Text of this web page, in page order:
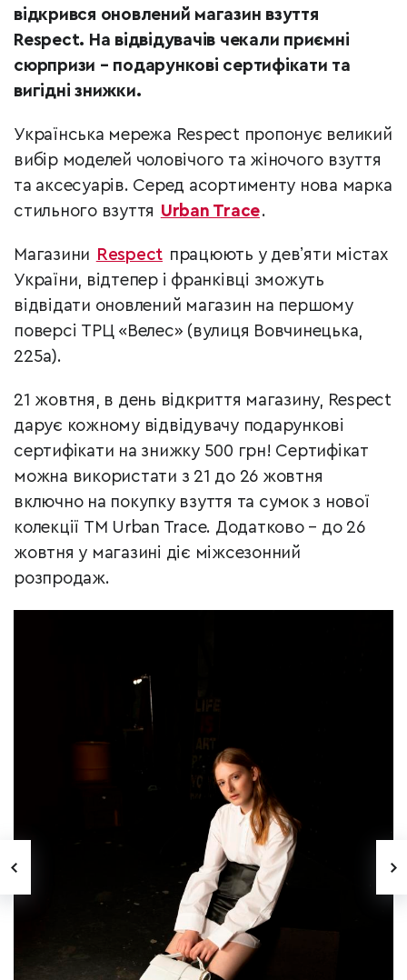
відкрився оновлений магазин взуття
Respect. На відвідувачів чекали приємні
сюрпризи – подарункові сертифікати та
вигідні знижки.
Українська мережа Respect пропонує великий
вибір моделей чоловічого та жіночого взуття
та аксесуарів. Серед асортименту нова марка
стильного взуття Urban Trace.
Магазини Respect працюють у девʼяти містах
України, відтепер і франківці зможуть
відвідати оновлений магазин на першому
поверсі ТРЦ «Велес» (вулиця Вовчинецька,
225а).
21 жовтня, в день відкриття магазину, Respect
дарує кожному відвідувачу подарункові
сертифікати на знижку 500 грн! Сертифікат
можна використати з 21 до 26 жовтня
включно на покупку взуття та сумок з нової
колекції ТМ Urban Trace. Додатково – до 26
жовтня у магазині діє міжсезонний
розпродаж.